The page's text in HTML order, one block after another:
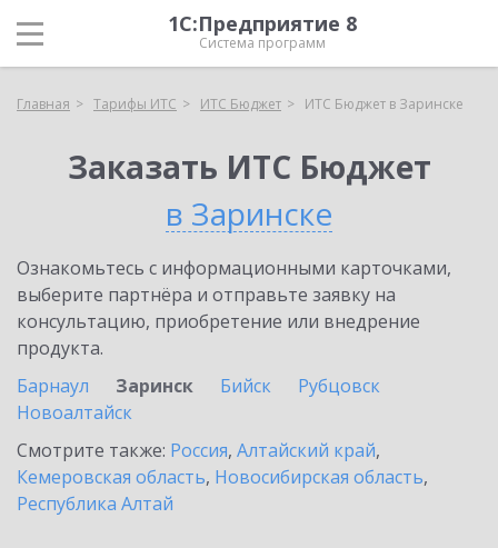
1С:Предприятие 8
Система программ
Главная Тарифы ИТС ИТС Бюджет ИТС Бюджет в Заринске
Заказать ИТС Бюджет
в Заринске
Ознакомьтесь с информационными карточками,
выберите партнёра и отправьте заявку на
консультацию, приобретение или внедрение
продукта.
Барнаул
Заринск Бийск
Рубцовск
Новоалтайск
Смотрите также: Россия, Алтайский край,
Кемеровская область, Новосибирская область,
Республика Алтай